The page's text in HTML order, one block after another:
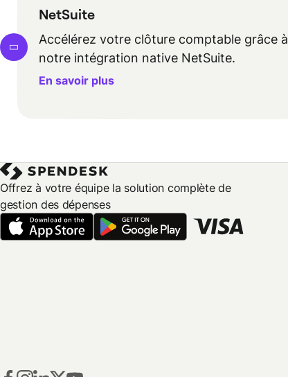
NetSuite
Accélérez votre clôture comptable grâce à
notre intégration native NetSuite.
En savoir plus
Offrez à votre équipe la solution complète de
gestion des dépenses